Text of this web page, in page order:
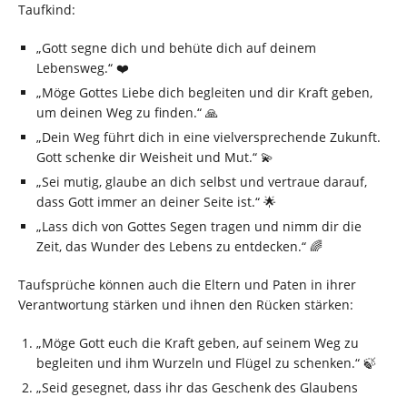
Taufkind:
„Gott segne dich und behüte dich auf deinem
Lebensweg.“ ❤️
„Möge Gottes Liebe dich begleiten und dir Kraft geben,
um deinen Weg zu finden.“ 🙏
„Dein Weg führt dich in eine vielversprechende Zukunft.
Gott schenke dir Weisheit und Mut.“ 💫
„Sei mutig, glaube an dich selbst und vertraue darauf,
dass Gott immer an deiner Seite ist.“ 🌟
„Lass dich von Gottes Segen tragen und nimm dir die
Zeit, das Wunder des Lebens zu entdecken.“ 🌈
Taufsprüche können auch die Eltern und Paten in ihrer
Verantwortung stärken und ihnen den Rücken stärken:
„Möge Gott euch die Kraft geben, auf seinem Weg zu
begleiten und ihm Wurzeln und Flügel zu schenken.“ 🍃
„Seid gesegnet, dass ihr das Geschenk des Glaubens